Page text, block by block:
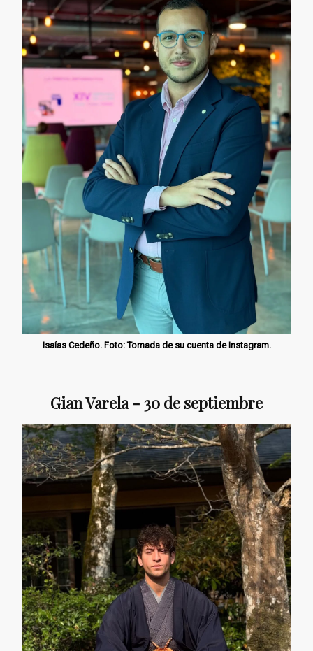
Isaías Cedeño. Foto: Tomada de su cuenta de Instagram.
Gian Varela - 30 de septiembre